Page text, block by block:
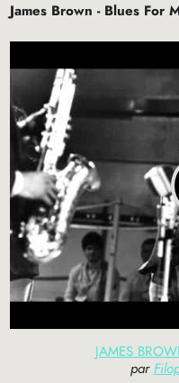
James Brown - Blues For
JAMES
par